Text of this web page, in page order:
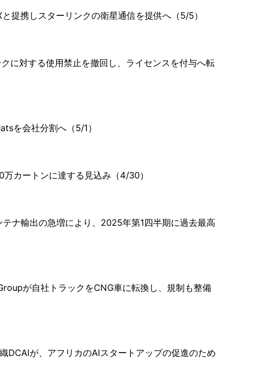
提携しスターリンクの衛星通信を提供へ（5/5）
に対する使用禁止を撤回し、ライセンスを付与へ転
を会社分割へ（5/1）
カートンに達する見込み（4/30）
ナ輸出の急増により、2025年第1四半期に過去最高
が自社トラックをCNG車に転換し、規制も整備
DCAIが、アフリカのAIスタートアップの促進のため